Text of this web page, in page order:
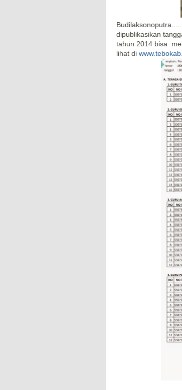
dipublikasikan
tahun 2014 bisa
lihat di